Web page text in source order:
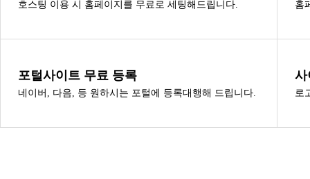
호스팅 이용 시 홈페이지를 무료로 세팅해드립니다. 홈
포털사이트 무료 등록
네이버, 다음, 등 원하시는 포털에 등록대행해 드립니다.
사
로